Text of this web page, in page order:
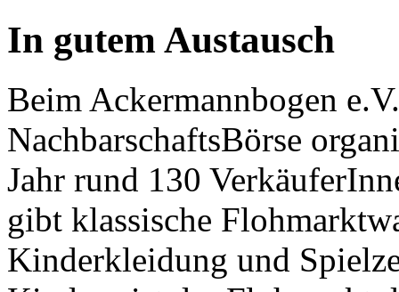
In gutem Austausch
Beim Ackermannbogen
NachbarschaftsBörse
Jahr rund 130
gibt klassische
Kinderkleidung und